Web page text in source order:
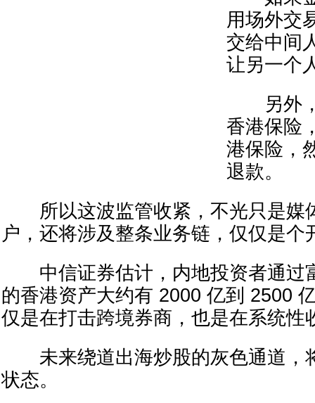
用场外交
交给中间
让另一个
另外，
香港保险
港保险，
退款。
所以这波监管收紧，不光只是媒
户，还将涉及整条业务链，仅仅是个
中信证券估计，内地投资者通过
的香港资产大约有 2000 亿到 2500
仅是在打击跨境券商，也是在系统性
未来绕道出海炒股的灰色通道，
状态。